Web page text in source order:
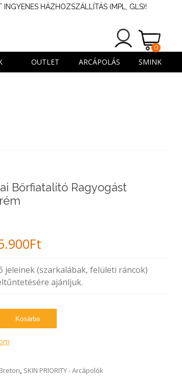
HÁZHOZSZÁLLÍTÁS (MPL, GLS)!
0
OUTLET ARCÁPOLÁS SMINK
Bőrfiatalító Ragyogást
Ft
is:
jeleinek (szarkalábak, felületi ráncok)
ajánljuk.
Kosárba
SKIN PRIORITY - Arcápolók